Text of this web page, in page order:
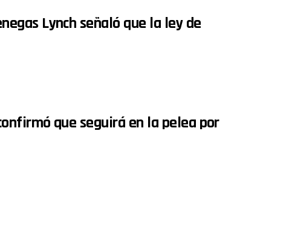
Lynch señaló que la ley de
que seguirá en la pelea por